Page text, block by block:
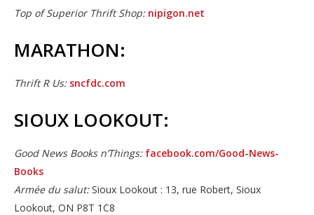
Top of Superior Thrift Shop: nipigon.net
MARATHON:
Thrift R Us: sncfdc.com
SIOUX LOOKOUT:
Good News Books n’Things: facebook.com/Good-News-
Books
Armée du salut:Sioux Lookout : 13, rue Robert, Sioux
Lookout, ON P8T 1C8